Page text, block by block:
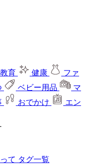
教育 健康
ファ
ベビー用品
マ
おでかけ
エン
て タグ一覧